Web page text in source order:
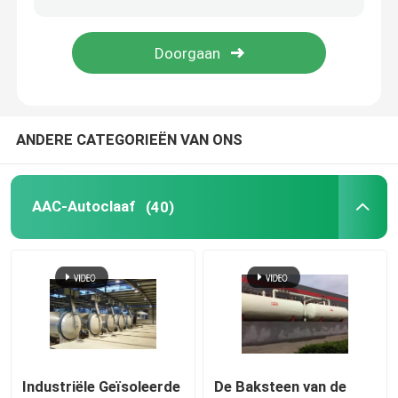
samengestelde autoclaaf
Concrete Autoclaaf
industriële autoclaaf
Hout autoclaaf
De Producten van de koolstofvezel
ANDERE CATEGORIEËN VAN ONS
AAC-Autoclaaf (40)
Industriële Geïsoleerde
De Baksteen van de